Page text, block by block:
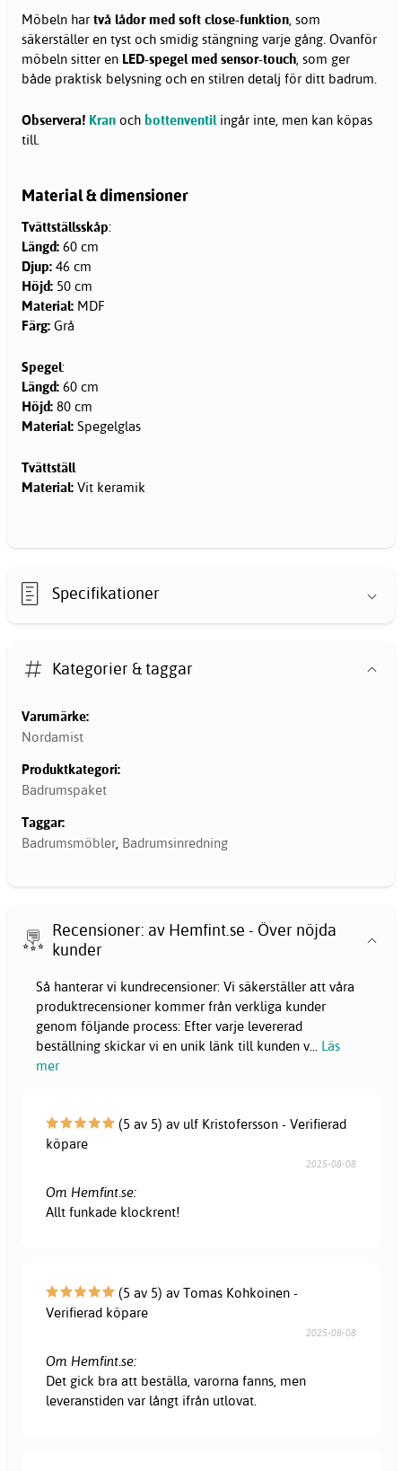
Möbeln har två lådor med soft close-funktion, som
säkerställer en tyst och smidig stängning varje gång. Ovanför
möbeln sitter en LED-spegel med sensor-touch, som ger
både praktisk belysning och en stilren detalj för ditt badrum.
Observera! Kran och bottenventilingår inte, men kan köpas
till.
Material & dimensioner
Tvättställsskåp:
Längd: 60 cm
Djup: 46 cm
Höjd: 50 cm
Material: MDF
Färg: Grå
Spegel:
Längd: 60 cm
Höjd: 80 cm
Material: Spegelglas
Tvättställ
Material: Vit keramik
Specifikationer
Kategorier & taggar
Varumärke:
Nordamist
Produktkategori:
Badrumspaket
Taggar:
Badrumsmöbler, Badrumsinredning
Recensioner: av Hemfint.se - Över nöjda
kunder
Så hanterar vi kundrecensioner: Vi säkerställer att våra
produktrecensioner kommer från verkliga kunder
genom följande process: Efter varje levererad
beställning skickar vi en unik länk till kunden v... Läs
mer
(5 av 5) av ulf Kristofersson - Verifierad
köpare
2025-08-08
Om Hemfint.se:
Allt funkade klockrent!
(5 av 5) av Tomas Kohkoinen -
Verifierad köpare
2025-08-08
Om Hemfint.se:
Det gick bra att beställa, varorna fanns, men
leveranstiden var långt ifrån utlovat.